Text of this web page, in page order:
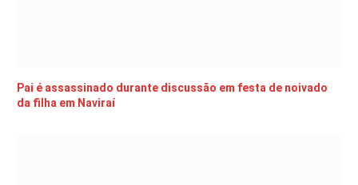
Pai é assassinado durante discussão em festa de noivado
da filha em Naviraí